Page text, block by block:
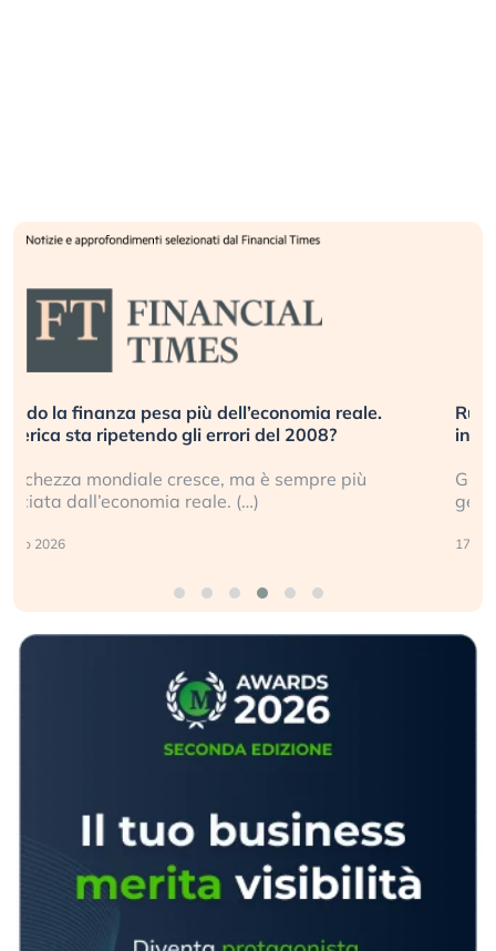
Russia e Cina pronti a spegnere Starlink. Gli
investitori stanno sottovalutando il rischio?
Gli investitori tech continuano a ignorare il rischio
geopolitico: il (…)
17 luglio 2026